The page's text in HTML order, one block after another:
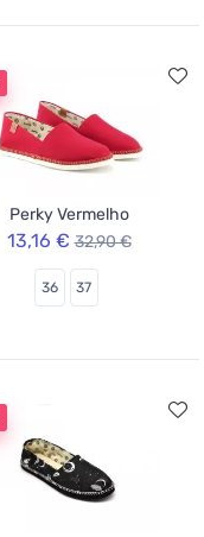
Perky Vermelho
13,16 € 32,90 €
36 37